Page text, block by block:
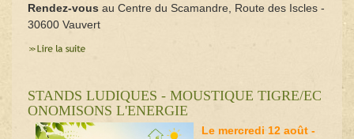
Rendez-vous au Centre du Scamandre, Route des Iscles -
30600 Vauvert
STANDS LUDIQUES - MOUSTIQUE TIGRE/EC
ONOMISONS L'ENERGIE
Le mercredi 12 août -